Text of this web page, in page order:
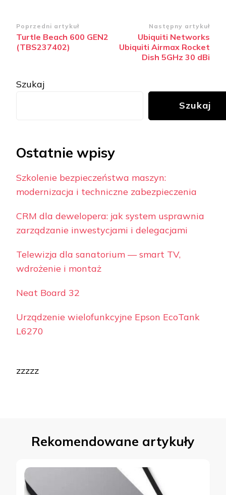
Zobacz
wpisy
Poprzedni artykuł
Turtle Beach 600 GEN2
(TBS237402)
Następny artykuł
Ubiquiti Networks
Ubiquiti Airmax Rocket
Dish 5GHz 30 dBi
Szukaj
Szukaj
Ostatnie wpisy
Szkolenie bezpieczeństwa maszyn:
modernizacja i techniczne zabezpieczenia
CRM dla dewelopera: jak system usprawnia
zarządzanie inwestycjami i delegacjami
Telewizja dla sanatorium — smart TV,
wdrożenie i montaż
Neat Board 32
Urządzenie wielofunkcyjne Epson EcoTank
L6270
zzzzz
Rekomendowane artykuły